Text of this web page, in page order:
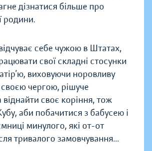
дізнатися більше про
родини.
себе чужою в Штатах,
свої складні стосунки
виховуючи норовливу
чергою, рішуче
своє коріння, тож
аби побачитися з бабусею і
минулого, які от-от
тривалого замовчування...